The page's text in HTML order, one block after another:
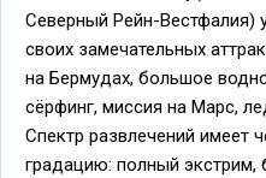
Северный Рейн-Вестфалия)
своих замечательных
на Бермудах, большое
сёрфинг, миссия на Марс,
Спектр развлечений имеет
градацию: полный экстрим,